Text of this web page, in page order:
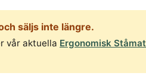
säljs inte längre.
vår aktuella Ergonomisk